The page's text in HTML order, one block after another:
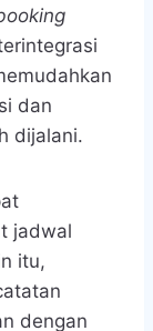
dan
dijalani.
jadwal
itu,
dengan